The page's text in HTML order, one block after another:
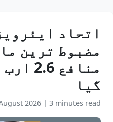
اتحاد
مضبوط ترین
گیا
2026 | 3 minutes read